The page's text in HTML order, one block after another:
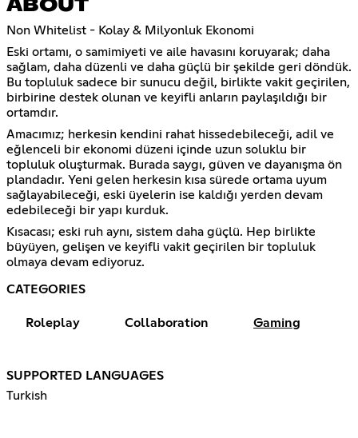
ABOUT
Non Whitelist - Kolay & Milyonluk Ekonomi
Eski ortamı, o samimiyeti ve aile havasını koruyarak; daha
sağlam, daha düzenli ve daha güçlü bir şekilde geri döndük.
Bu topluluk sadece bir sunucu değil, birlikte vakit geçirilen,
birbirine destek olunan ve keyifli anların paylaşıldığı bir
ortamdır.
Amacımız; herkesin kendini rahat hissedebileceği, adil ve
eğlenceli bir ekonomi düzeni içinde uzun soluklu bir
topluluk oluşturmak. Burada saygı, güven ve dayanışma ön
plandadır. Yeni gelen herkesin kısa sürede ortama uyum
sağlayabileceği, eski üyelerin ise kaldığı yerden devam
edebileceği bir yapı kurduk.
Kısacası; eski ruh aynı, sistem daha güçlü. Hep birlikte
büyüyen, gelişen ve keyifli vakit geçirilen bir topluluk
olmaya devam ediyoruz.
CATEGORIES
Roleplay Collaboration Gaming
SUPPORTED LANGUAGES
Turkish